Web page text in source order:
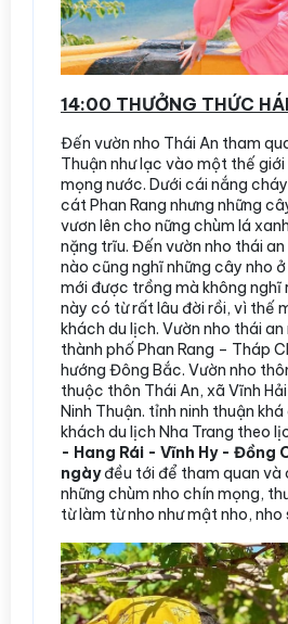
14:00 THƯỞNG THỨC
Đến vườn nho Thái An tham
Thuận như lạc vào một thế
mọng nước. Dưới cái nắng
cát Phan Rang nhưng những
vươn lên cho nững chùm lá
nặng trĩu. Đến vườn nho thái
nào cũng nghĩ những cây nho
mới được trồng mà không nghĩ
này có từ rất lâu đời rồi, vì thế
khách du lịch. Vườn nho thái
thành phố Phan Rang – Tháp
hướng Đông Bắc. Vườn nho
thuộc thôn Thái An, xã Vĩnh
Ninh Thuận. tỉnh ninh thuận
khách du lịch Nha Trang theo
- Hang Rái - Vĩnh Hy - Đồng
ngàyđều tới để tham quan và
những chùm nho chín mọng,
từ làm từ nho như mật nho, nho